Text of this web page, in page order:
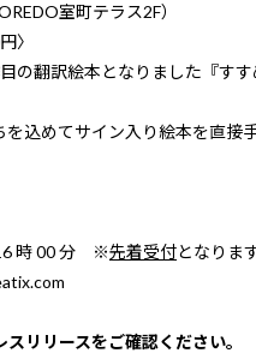
室町テラス2F）
〉
の翻訳絵本となりました『す
込めてサイン入り絵本を直接
16 時 00 分 ※先着受付となりま
リリースをご確認ください。